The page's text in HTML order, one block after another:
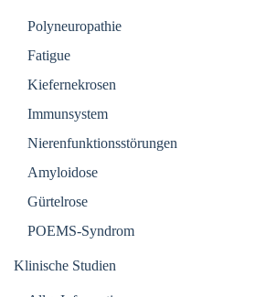
Polyneuropathie
Fatigue
Kiefernekrosen
Immunsystem
Nierenfunktionsstörungen
Amyloidose
Gürtelrose
POEMS-Syndrom
Klinische Studien